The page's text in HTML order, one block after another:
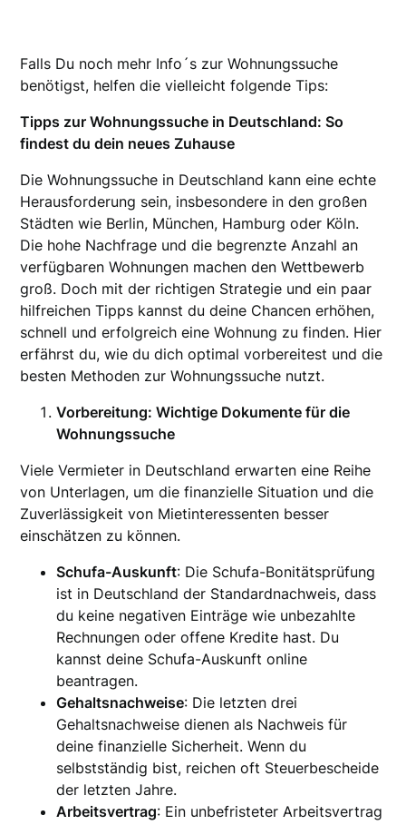
Falls Du noch mehr Info´s zur Wohnungssuche
benötigst, helfen die vielleicht folgende Tips:
Tipps zur Wohnungssuche in Deutschland: So
findest du dein neues Zuhause
Die Wohnungssuche in Deutschland kann eine echte
Herausforderung sein, insbesondere in den großen
Städten wie Berlin, München, Hamburg oder Köln.
Die hohe Nachfrage und die begrenzte Anzahl an
verfügbaren Wohnungen machen den Wettbewerb
groß. Doch mit der richtigen Strategie und ein paar
hilfreichen Tipps kannst du deine Chancen erhöhen,
schnell und erfolgreich eine Wohnung zu finden. Hier
erfährst du, wie du dich optimal vorbereitest und die
besten Methoden zur Wohnungssuche nutzt.
Vorbereitung: Wichtige Dokumente für die
Wohnungssuche
Viele Vermieter in Deutschland erwarten eine Reihe
von Unterlagen, um die finanzielle Situation und die
Zuverlässigkeit von Mietinteressenten besser
einschätzen zu können.
Schufa-Auskunft: Die Schufa-Bonitätsprüfung
ist in Deutschland der Standardnachweis, dass
du keine negativen Einträge wie unbezahlte
Rechnungen oder offene Kredite hast. Du
kannst deine Schufa-Auskunft online
beantragen.
Gehaltsnachweise: Die letzten drei
Gehaltsnachweise dienen als Nachweis für
deine finanzielle Sicherheit. Wenn du
selbstständig bist, reichen oft Steuerbescheide
der letzten Jahre.
Arbeitsvertrag: Ein unbefristeter Arbeitsvertrag